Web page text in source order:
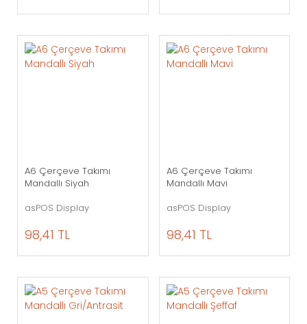
A6 Çerçeve Takımı
Mandallı Siyah
asPOS Display
98,41 TL
A6 Çerçeve Takımı
Mandallı Mavi
asPOS Display
98,41 TL